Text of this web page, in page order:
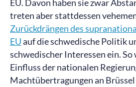
EU. Davon haben sie zwar
treten aber stattdessen
Zurückdrängen des
EUauf die schwedische Politik
schwedischer Interessen ein. So
Einfluss der nationalen
Machtübertragungen an